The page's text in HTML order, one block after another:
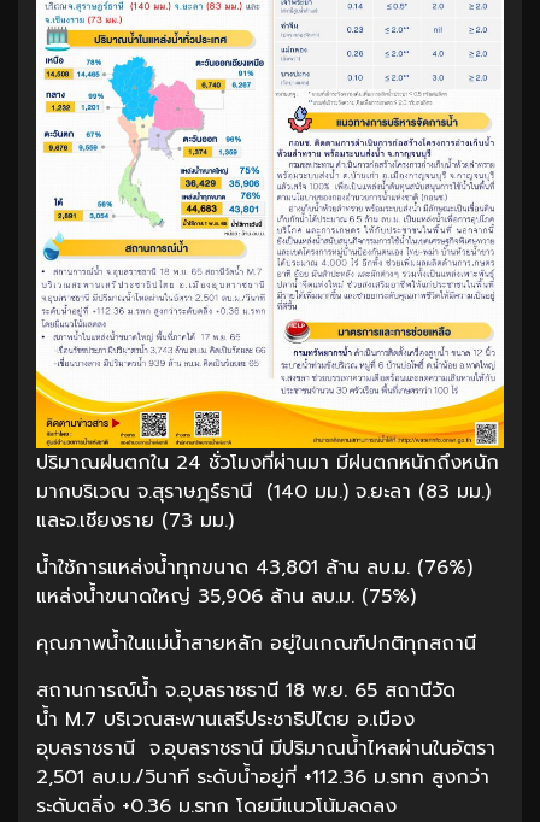
ปริมาณฝนตกใน 24 ชั่วโมงที่ผ่านมา มีฝนตกหนักถึงหนัก
มากบริเวณ จ.สุราษฎร์ธานี (140 มม.) จ.ยะลา (83 มม.)
และจ.เชียงราย (73 มม.)
น้ำใช้การแหล่งน้ำทุกขนาด 43,801 ล้าน ลบ.ม. (76%)
แหล่งน้ำขนาดใหญ่ 35,906 ล้าน ลบ.ม. (75%)
คุณภาพน้ำในแม่น้ำสายหลัก อยู่ในเกณฑ์ปกติทุกสถานี
สถานการณ์น้ำ จ.อุบลราชธานี 18 พ.ย. 65 สถานีวัด
น้ำ M.7 บริเวณสะพานเสรีประชาธิปไตย อ.เมือง
อุบลราชธานี จ.อุบลราชธานี มีปริมาณน้ำไหลผ่านในอัตรา
2,501 ลบ.ม./วินาที ระดับน้ำอยู่ที่ +112.36 ม.รทก สูงกว่า
ระดับตลิ่ง +0.36 ม.รทก โดยมีแนวโน้มลดลง